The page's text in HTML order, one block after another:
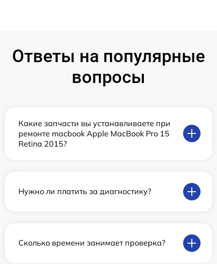
Ответы на популярные
вопросы
Какие запчасти вы устанавливаете при
ремонте macbook Apple MacBook Pro 15
Retina 2015?
Нужно ли платить за диагностику?
Сколько времени занимает проверка?